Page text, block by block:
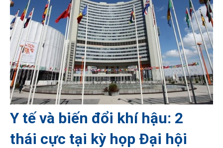
Y tế và biến đổi khí hậu: 2
thái cực tại kỳ họp Đại hội